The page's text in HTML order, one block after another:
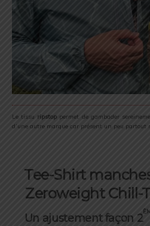
Le tissu ripstop permet de gambader
d’une autre marque car présent un peu
Tee-Shirt
Zeroweight Chill-
Un ajustement façon 2